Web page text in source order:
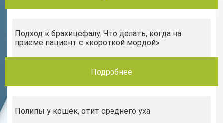
Подход к брахицефалу. Что делать, когда на
приеме пациент с «короткой мордой»
Подробнее
Полипы у кошек, отит среднего уха